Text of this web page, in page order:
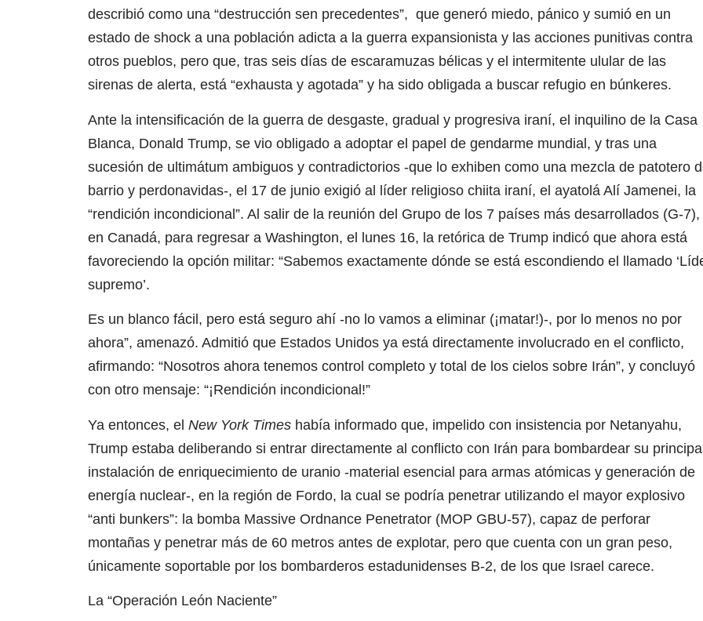
describió como una “destrucción sen precedentes”, que generó miedo, pánico y sumió en un
estado de shock a una población adicta a la guerra expansionista y las acciones punitivas contra
otros pueblos, pero que, tras seis días de escaramuzas bélicas y el intermitente ulular de las
sirenas de alerta, está “exhausta y agotada” y ha sido obligada a buscar refugio en búnkeres.
Ante la intensificación de la guerra de desgaste, gradual y progresiva iraní, el inquilino de la Casa
Blanca, Donald Trump, se vio obligado a adoptar el papel de gendarme mundial, y tras una
sucesión de ultimátum ambiguos y contradictorios ‑que lo exhiben como una mezcla de patotero
barrio y perdonavidas‑, el 17 de junio exigió al líder religioso chiita iraní, el ayatolá Alí Jamenei, la
“rendición incondicional”. Al salir de la reunión del Grupo de los 7 países más desarrollados (G-7),
en Canadá, para regresar a Washington, el lunes 16, la retórica de Trump indicó que ahora está
favoreciendo la opción militar: “Sabemos exactamente dónde se está escondiendo el llamado
supremo’.
Es un blanco fácil, pero está seguro ahí -no lo vamos a eliminar (¡matar!)-, por lo menos no por
ahora”, amenazó. Admitió que Estados Unidos ya está directamente involucrado en el conflicto,
afirmando: “Nosotros ahora tenemos control completo y total de los cielos sobre Irán”, y concluyó
con otro mensaje: “¡Rendición incondicional!”
Ya entonces, el New York Times había informado que, impelido con insistencia por Netanyahu,
Trump estaba deliberando si entrar directamente al conflicto con Irán para bombardear su
instalación de enriquecimiento de uranio -material esencial para armas atómicas y generación de
energía nuclear-, en la región de Fordo, la cual se podría penetrar utilizando el mayor explosivo
“anti bunkers”: la bomba Massive Ordnance Penetrator (MOP GBU-57), capaz de perforar
montañas y penetrar más de 60 metros antes de explotar, pero que cuenta con un gran peso,
únicamente soportable por los bombarderos estadunidenses B-2, de los que Israel carece.
La “Operación León Naciente”